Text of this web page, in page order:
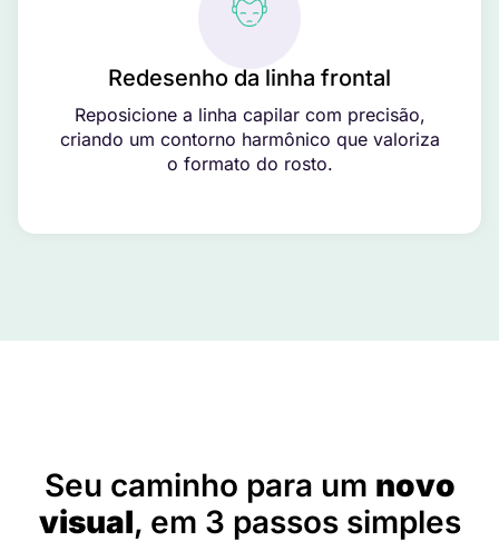
Redesenho da linha frontal
Reposicione a linha capilar com precisão,
criando um contorno harmônico que valoriza
o formato do rosto.
Seu caminho para um novo
visual, em 3 passos simples